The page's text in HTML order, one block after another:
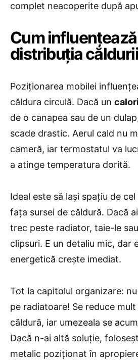
complet neacoperite după
​Cum
distribuția
Poziționarea mobilei
căldura circulă. Dacă un
de o canapea sau de un
scade drastic. Aerul cald nu
cameră, iar termostatul va
a atinge temperatura dorită.
Ideal este să lași spațiu de
fața sursei de căldură. Dacă
trec peste radiator, taie-le
clipsuri. E un detaliu mic, dar
energetică crește imediat.
Tot la capitolul organizare:
pe radiatoare! Se reduce
căldură, iar umezeala se
Dacă n-ai altă soluție,
metalic poziționat în